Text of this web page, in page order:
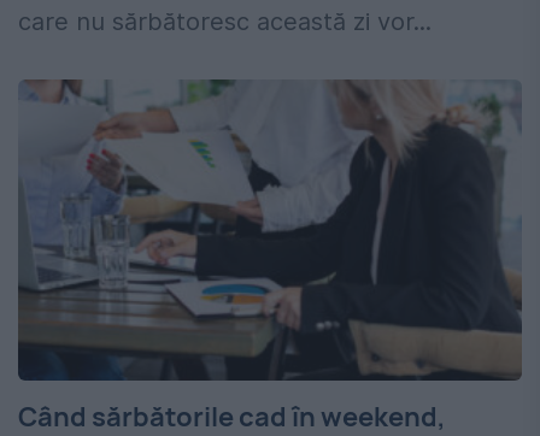
care nu sărbătoresc această zi vor...
Când sărbătorile cad în weekend,